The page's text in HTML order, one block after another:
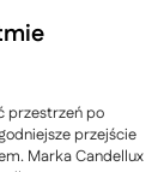
przestrzeń po
przejście
Marka Candellux